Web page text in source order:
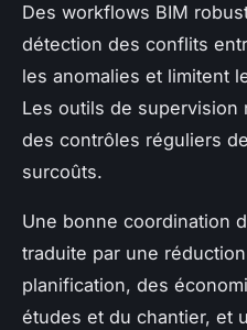
Des workflows BIM
détection des conflits
les anomalies et limitent
Les outils de supervision
des contrôles réguliers
surcoûts.
Une bonne coordination
traduite par une
planification, des
études et du chantier, et